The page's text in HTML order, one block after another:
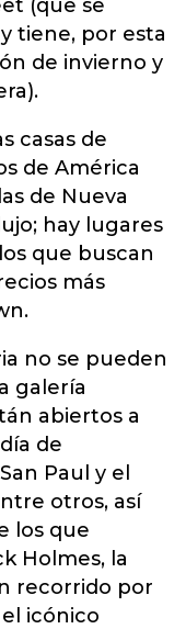
(que se
tiene, por esta
de invierno y
casas de
de América
de Nueva
hay lugares
que buscan
más
no se pueden
galería
abiertos a
de
Paul y el
otros, así
los que
Holmes, la
recorrido por
icónico